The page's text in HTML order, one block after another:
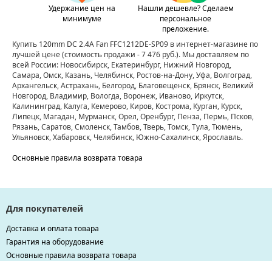
Удержание цен на
минимуме
Нашли дешевле? Сделаем
персональное
преложение.
Купить 120mm DC 2.4A Fan FFC1212DE-SP09 в интернет-магазине по
лучшей цене(стоимость продажи - 7 476 руб.). Мы доставляем по
всей России: Новосибирск, Екатеринбург, Нижний Новгород,
Самара, Омск, Казань, Челябинск, Ростов-на-Дону, Уфа, Волгоград,
Архангельск, Астрахань, Белгород, Благовещенск, Брянск, Великий
Новгород, Владимир, Вологда, Воронеж, Иваново, Иркутск,
Калининград, Калуга, Кемерово, Киров, Кострома, Курган, Курск,
Липецк, Магадан, Мурманск, Орел, Оренбург, Пенза, Пермь, Псков,
Рязань, Саратов, Смоленск, Тамбов, Тверь, Томск, Тула, Тюмень,
Ульяновск, Хабаровск, Челябинск, Южно-Сахалинск, Ярославль.
Основные правила возврата товара
Для покупателей
Доставка и оплата товара
Гарантия на оборудование
Основные правила возврата товара